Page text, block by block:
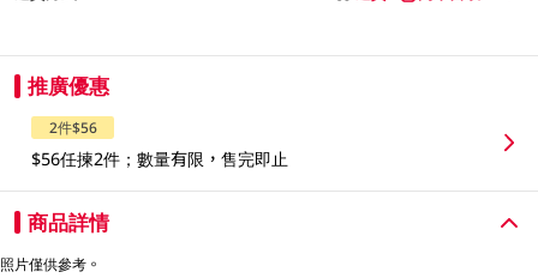
推廣優惠
2件$56
$56任揀2件；數量有限，售完即止
商品詳情
照片僅供參考。